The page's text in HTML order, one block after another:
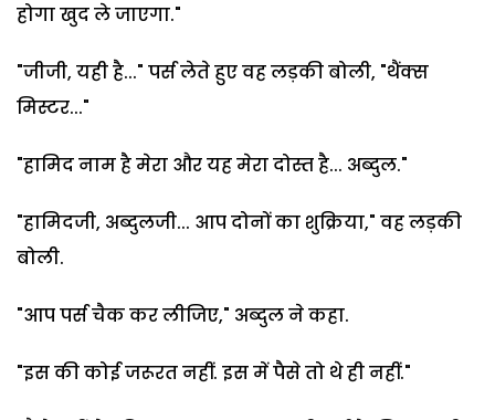
होगा खुद ले जाएगा."
"जीजी, यही है..." पर्स लेते हुए वह लड़की बोली, "थैंक्स
मिस्टर..."
"हामिद नाम है मेरा और यह मेरा दोस्त है... अब्दुल."
"हामिदजी, अब्दुलजी... आप दोनों का शुक्रिया," वह लड़की
बोली.
"आप पर्स चैक कर लीजिए," अब्दुल ने कहा.
"इस की कोई जरूरत नहीं. इस में पैसे तो थे ही नहीं."